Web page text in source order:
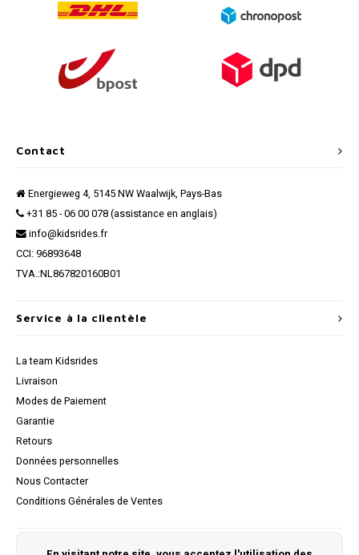
Contact
Energieweg 4, 5145 NW Waalwijk, Pays-Bas
+31 85 - 06 00 078 (assistance en anglais)
info@kidsrides.fr
CCI: 96893648
TVA.:NL867820160B01
Service à la clientèle
La team Kidsrides
Livraison
Modes de Paiement
Garantie
Retours
Données personnelles
Nous Contacter
Conditions Générales de Ventes